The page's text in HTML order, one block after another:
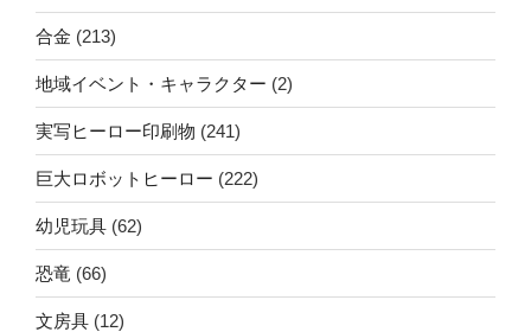
合金 (213)
地域イベント・キャラクター (2)
実写ヒーロー印刷物 (241)
巨大ロボットヒーロー (222)
幼児玩具 (62)
恐竜 (66)
文房具 (12)